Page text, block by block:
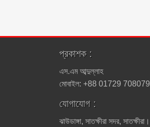
প্রকাশক :
এস.এম আব্দুল্লাহ
মোবাইল: +88 01729 708079
যোগাযোগ :
ঝাউডাঙ্গা, সাতক্ষীরা সদর, সাতক্ষীরা।